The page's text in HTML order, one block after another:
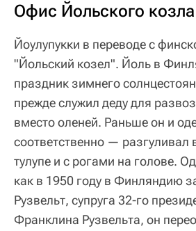
Офис Йольского козла
Йоулупукки в переводе с
"Йольский козел". Йоль в
праздник зимнего
прежде служил деду для
вместо оленей. Раньше он и
соответственно — разгуливал
тулупе и с рогами на голове.
как в 1950 году в Финляндию
Рузвельт, супруга 32-го
Франклина Рузвельта, он